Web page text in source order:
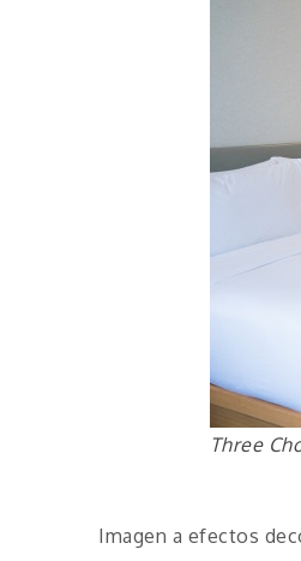
Three
Imagen a efectos